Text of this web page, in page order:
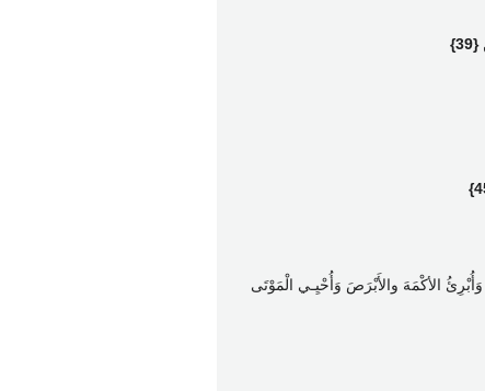
{39}
الأكْمَهَ والأَبْرَصَ وَأُحْيِـي الْمَوْتَى